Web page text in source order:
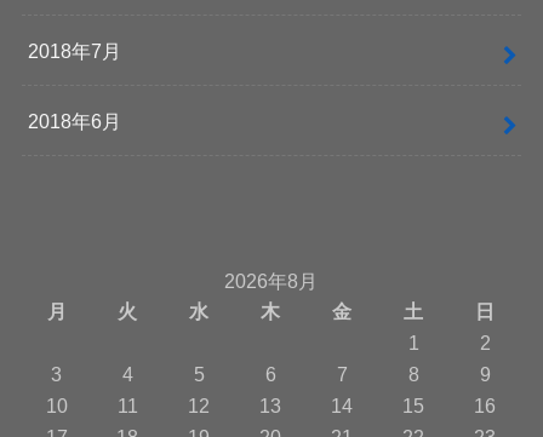
2018年7月
2018年6月
2026年8月
月
火 水 木 金 土
日
1
2
3
4 5 6 7 8
9
10
11 12 13 14 15
16